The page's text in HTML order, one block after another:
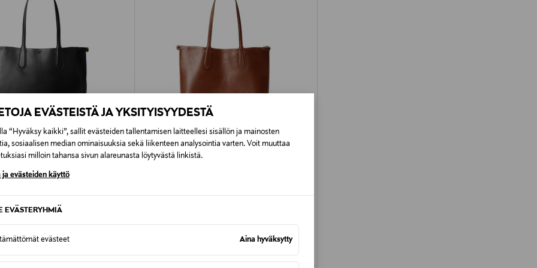
EVÄSTEISTÄ JA YKSITYISYYDESTÄ
“Hyväksy kaikki”, sallit evästeiden tallentamisen laitteellesi sisällön ja mainosten
sosiaalisen median ominaisuuksia sekä liikenteen analysointia varten. Voit muuttaa
milloin tahansa sivun alareunasta löytyvästä linkistä.
ja evästeiden käyttö
EVÄSTERYHMIÄ
evästeet Aina hyväksytty
LAUREN
ETUKUPONKITUOTE